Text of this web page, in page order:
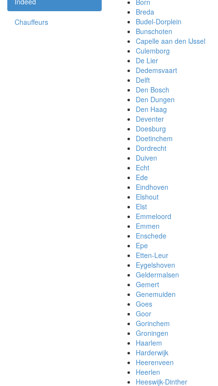
Chauffeurs
Born
Breda
Budel-Dorplein
Bunschoten
Capelle aan den IJssel
Culemborg
De Lier
Dedemsvaart
Delft
Den Bosch
Den Dungen
Den Haag
Deventer
Doesburg
Doetinchem
Dordrecht
Duiven
Echt
Ede
Eindhoven
Elshout
Elst
Emmeloord
Emmen
Enschede
Epe
Etten-Leur
Eygelshoven
Geldermalsen
Gemert
Genemuiden
Goes
Goor
Gorinchem
Groningen
Haarlem
Harderwijk
Heerenveen
Heerlen
Heeswijk-Dinther